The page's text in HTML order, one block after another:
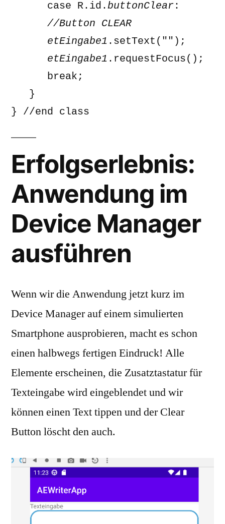
      case R.id.
buttonClear
      //Button CLEAR
      etEingabe1
      etEingabe1
.requestFocus();
      break;
   }
} //end class
Erfolgserlebnis:
Anwendung im
Device Manager
ausführen
Wenn wir die Anwendung jetzt kurz im
Device Manager auf einem simulierten
Smartphone ausprobieren, macht es schon
einen halbwegs fertigen Eindruck! Alle
Elemente erscheinen, die Zusatztastatur für
Texteingabe wird eingeblendet und wir
können einen Text tippen und der Clear
Button löscht den auch.